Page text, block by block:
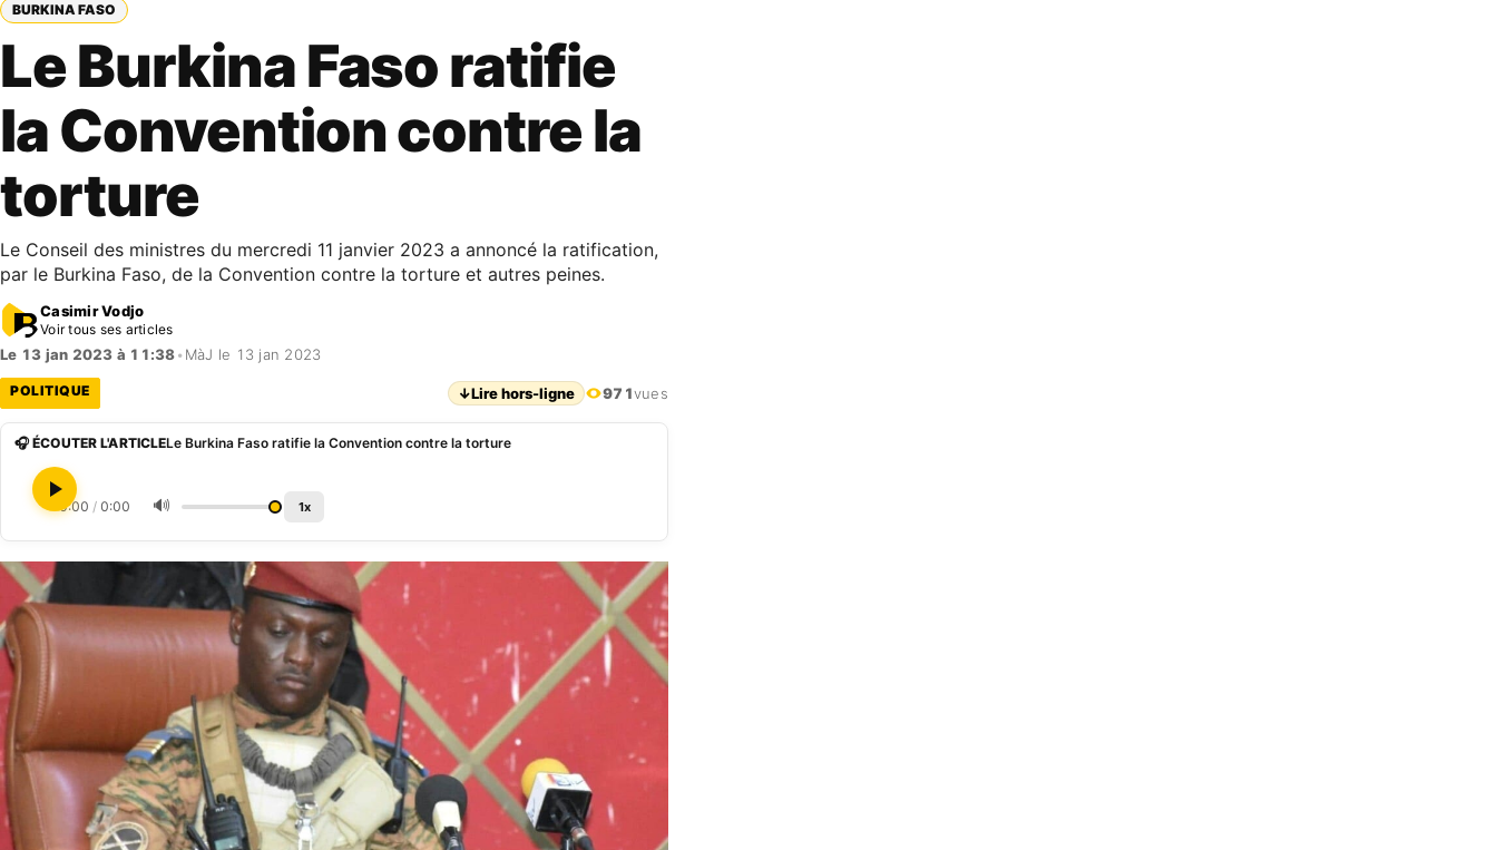
BURKINA FASO
Le Burkina Faso ratifie
la Convention contre la
torture
Le Conseil des ministres du mercredi 11 janvier 2023 a annoncé la ratification,
par le Burkina Faso, de la Convention contre la torture et autres peines.
Casimir Vodjo
Voir tous ses articles
Le 13 jan 2023 à 11:38• MàJ le 13 jan 2023
POLITIQUE ↓Lire hors-ligne 971vues
🎧 ÉCOUTER L'ARTICLELe Burkina Faso ratifie la Convention contre la torture
0:00 / 0:00 🔊 1x